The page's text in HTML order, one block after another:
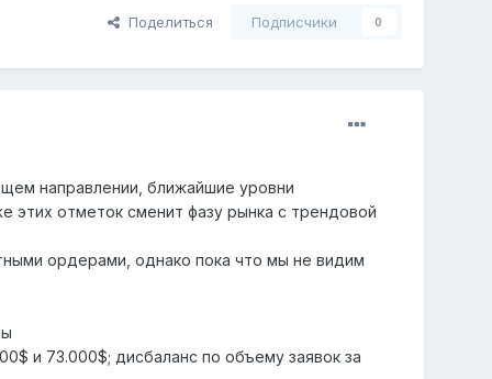
Поделиться Подписчики 0
направлении, ближайшие уровни
этих отметок сменит фазу рынка с трендовой
ордерами, однако пока что мы не видим
и 73.000$; дисбаланс по объему заявок за